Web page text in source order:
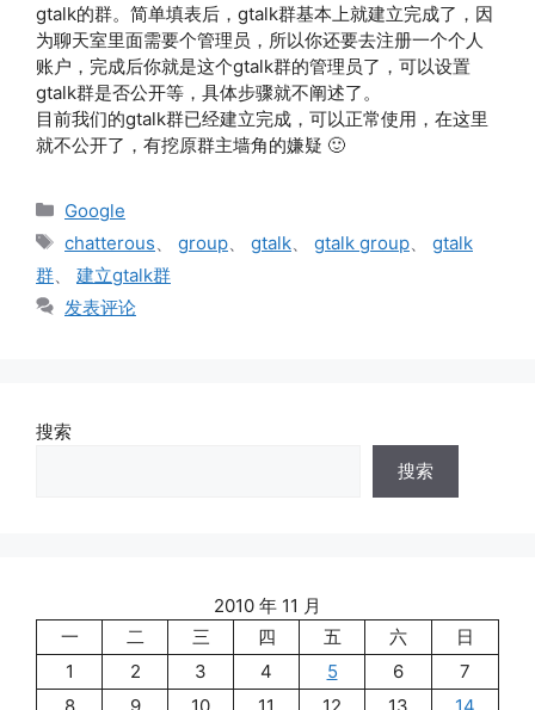
gtalk的群。简单填表后，gtalk群基本上就建立完成了，因
为聊天室里面需要个管理员，所以你还要去注册一个个人
账户，完成后你就是这个gtalk群的管理员了，可以设置
gtalk群是否公开等，具体步骤就不阐述了。
目前我们的gtalk群已经建立完成，可以正常使用，在这里
就不公开了，有挖原群主墙角的嫌疑 🙂
分
类
Google
标
签
chatterous group gtalk gtalk group
gtalk
群
建立gtalk群
发表评论
搜索
搜索
2010 年 11 月
一
二 三 四 五 六
日
1
2 3 4 5 6
7
8
9 10 11 12 13 14